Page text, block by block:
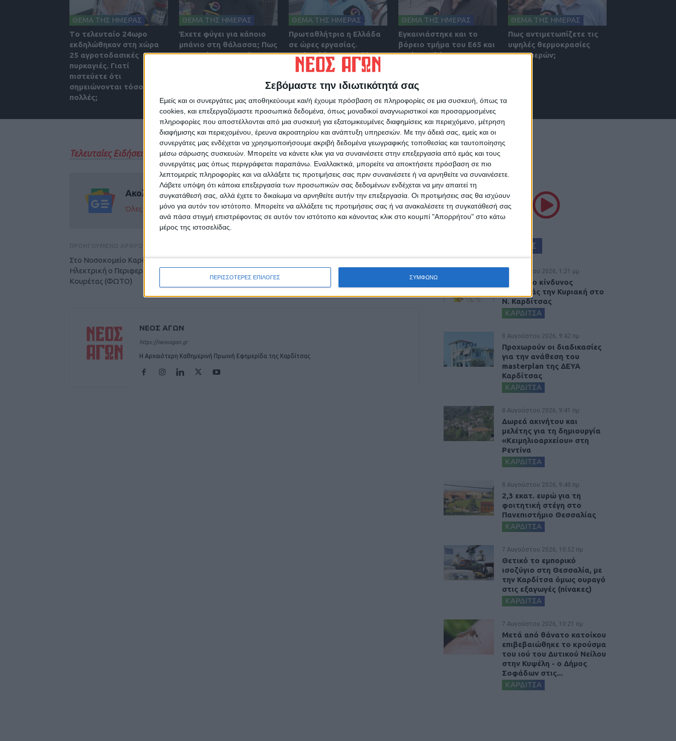
Σεβόμαστε την ιδιωτικότητά σας
Εμείς και οι συνεργάτες μας αποθηκεύουμε και/ή έχουμε πρόσβαση σε πληροφορίες σε μια συσκευή, όπως τα
cookies, και επεξεργαζόμαστε προσωπικά δεδομένα, όπως μοναδικοί αναγνωριστικοί και προσαρμοσμένες
πληροφορίες που αποστέλλονται από μια συσκευή για εξατομικευμένες διαφημίσεις και περιεχόμενο, μέτρηση
διαφήμισης και περιεχομένου, έρευνα ακροατηρίου και ανάπτυξη υπηρεσιών. Με την άδειά σας, εμείς και οι
συνεργάτες μας ενδέχεται να χρησιμοποιήσουμε ακριβή δεδομένα γεωγραφικής τοποθεσίας και ταυτοποίησης
μέσω σάρωσης συσκευών. Μπορείτε να κάνετε κλικ για να συναινέσετε στην επεξεργασία από εμάς και τους
συνεργάτες μας όπως περιγράφεται παραπάνω. Εναλλακτικά, μπορείτε να αποκτήσετε πρόσβαση σε πιο
λεπτομερείς πληροφορίες και να αλλάξετε τις προτιμήσεις σας πριν συναινέσετε ή να αρνηθείτε να συναινέσετε.
Λάβετε υπόψη ότι κάποια επεξεργασία των προσωπικών σας δεδομένων ενδέχεται να μην απαιτεί τη
συγκατάθεσή σας, αλλά έχετε το δικαίωμα να αρνηθείτε αυτήν την επεξεργασία. Οι προτιμήσεις σας θα ισχύουν
μόνο για αυτόν τον ιστότοπο. Μπορείτε να αλλάξετε τις προτιμήσεις σας ή να ανακαλέσετε τη συγκατάθεσή σας
ανά πάσα στιγμή επιστρέφοντας σε αυτόν τον ιστότοπο και κάνοντας κλικ στο κουμπί "Απορρήτου" στο κάτω
μέρος της ιστοσελίδας.
ΠΕΡΙΣΣΟΤΕΡΕΣ ΕΠΙΛΟΓΕΣ ΣΥΜΦΩΝΩ
ΘΕΜΑ ΤΗΣ ΗΜΕΡΑΣ
Tο τελευταίο 24ωρο
εκδηλώθηκαν στη χώρα
25 αγροτοδασικές
πυρκαγιές. Γιατί
πιστεύετε ότι
σημειώνονται τόσο
πολλές;
ΘΕΜΑ ΤΗΣ ΗΜΕΡΑΣ
Έχετε φύγει για κάποιο
μπάνιο στη θάλασσα; Πως
σας φαίνεται το κόστος
ΘΕΜΑ ΤΗΣ ΗΜΕΡΑΣ
Πρωταθλήτρια η Ελλάδα
σε ώρες εργασίας.
Aπολαμβάνουν οι Έλληνες
του καρπούς της
ΘΕΜΑ ΤΗΣ ΗΜΕΡΑΣ
Εγκαινιάστηκε και το
βόρειο τμήμα του Ε65 και
το έργο πλέον
ΘΕΜΑ ΤΗΣ ΗΜΕΡΑΣ
Πως αντιμετωπίζετε τις
υψηλές θερμοκρασίες
των ημερών;
Τελευταίες Ειδήσεις Σήμερα
Ακολούθησε την εφημερίδα ΝΕΟΣ ΑΓΩΝ στο Google News!
Όλες οι εξελίξεις στην περιοχή της Καρδίτσας και ευρύτερα της Θεσσαλίας
Στο Νοσοκομείο Καρδίτσας και την Παλιά
Ηλεκτρική ο Περιφερειάρχης Θεσσαλίας Δ.
Κουρέτας (ΦΩΤΟ)
Στενό Πρέσινγκ 12/5/2026
ΝΕΟΣ ΑΓΩΝ
https://neosagon.gr
Η Αρχαιότερη Καθημερινή Πρωινή Εφημερίδα της Καρδίτσας
ΘΕΣΣΑΛΙΑ FM
ΑΚΟΥΣΤΕ ΖΩΝΤΑΝΑ
ΕΠΙΚΕΦΑΛΗΣ ΕΙΔΗΣΕΙΣ
8 Αυγούστου 2026, 1:21 μμ
Υψηλός ο κίνδυνος
πυρκαγιάς την Κυριακή στο
Ν. Καρδίτσας
ΚΑΡΔΙΤΣΑ
8 Αυγούστου 2026, 9:42 πμ
Προχωρούν οι διαδικασίες
για την ανάθεση του
masterplan της ΔΕΥΑ
Καρδίτσας
ΚΑΡΔΙΤΣΑ
8 Αυγούστου 2026, 9:41 πμ
Δωρεά ακινήτου και
μελέτης για τη δημιουργία
«Κειμηλιοαρχείου» στη
Ρεντίνα
ΚΑΡΔΙΤΣΑ
8 Αυγούστου 2026, 9:40 πμ
2,3 εκατ. ευρώ για τη
φοιτητική στέγη στο
Πανεπιστήμιο Θεσσαλίας
ΚΑΡΔΙΤΣΑ
7 Αυγούστου 2026, 10:52 πμ
Θετικό το εμπορικό
ισοζύγιο στη Θεσσαλία, με
την Καρδίτσα όμως ουραγό
στις εξαγωγές (πίνακες)
ΚΑΡΔΙΤΣΑ
7 Αυγούστου 2026, 10:21 πμ
Μετά από θάνατο κατοίκου
επιβεβαιώθηκε το κρούσμα
του ιού του Δυτικού Νείλου
στην Κυψέλη - ο Δήμος
Σοφάδων στις...
ΚΑΡΔΙΤΣΑ